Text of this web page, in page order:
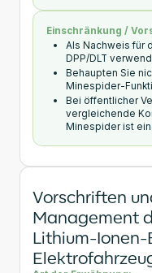
Einschränkung /
Als Nachweis für
DPP/DLT
Behaupten Sie
Minespider-
Bei öffentlicher
vergleichende
Minespider ist
Vorschriften
Management
Lithium-